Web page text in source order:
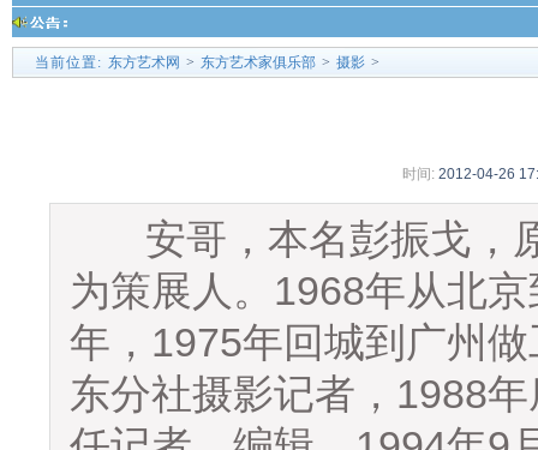
当前位置: 东方艺术网 > 东方艺术家俱乐部 > 摄影 >
时间: 2012-04-26
安哥，本名彭振戈，
为策展人。1968年从北
年，1975年回城到广州
东分社摄影记者，1988